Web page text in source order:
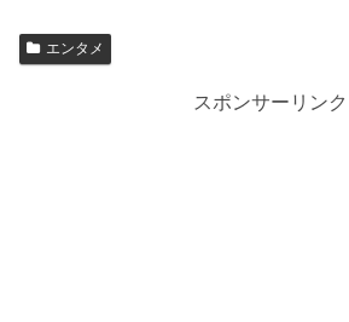
エンタメ
スポンサーリンク